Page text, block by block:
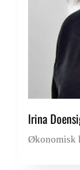
Irina
Økonomisk